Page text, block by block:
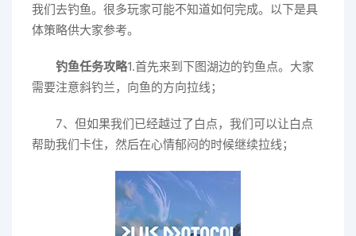
我们去钓鱼。很多玩家可能不知道如何完成。以下是具
体策略供大家参考。
钓鱼任务攻略1.首先来到下图湖边的钓鱼点。大家
需要注意斜钓兰，向鱼的方向拉线；
7、但如果我们已经越过了白点，我们可以让白点
帮助我们卡住，然后在心情郁闷的时候继续拉线；